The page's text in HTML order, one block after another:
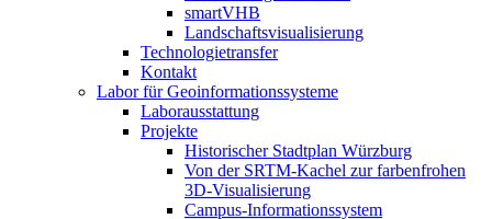
smartVHB
Landschaftsvisualisierung
Technologietransfer
Kontakt
Labor für Geoinformationssysteme
Laborausstattung
Projekte
Historischer Stadtplan Würzburg
Von der SRTM-Kachel zur farbenfrohen
3D-Visualisierung
Campus-Informationssystem